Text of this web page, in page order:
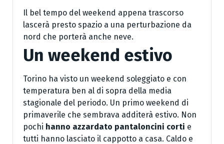
Il bel tempo del weekend appena trascorso
lascerà presto spazio a una perturbazione da
nord che porterà anche neve.
Un weekend estivo
Torino ha visto un weekend soleggiato e con
temperatura ben al di sopra della media
stagionale del periodo. Un primo weekend di
primaverile che sembrava additerà estivo. Non
pochi hanno azzardato pantaloncini corti e
tutti hanno lasciato il cappotto a casa. Caldo e